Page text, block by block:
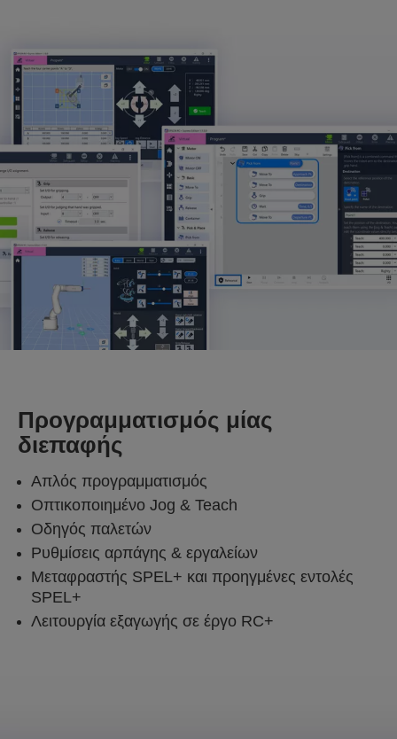
Προγραμματισμός μίας
διεπαφής
Απλός προγραμματισμός
Οπτικοποιημένο Jog & Teach
Οδηγός παλετών
Ρυθμίσεις αρπάγης & εργαλείων
Μεταφραστής SPEL+ και προηγμένες εντολές
SPEL+
Λειτουργία εξαγωγής σε έργο RC+